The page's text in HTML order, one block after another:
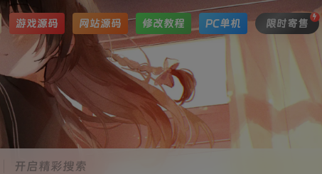
游戏源码 网站源码 修改教程 PC单机 限时寄售
开启精彩搜索